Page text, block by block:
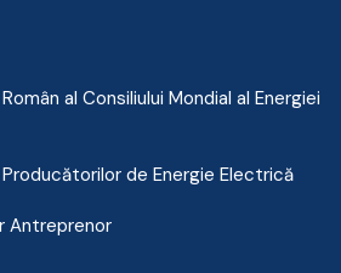
al Consiliului Mondial al Energiei
de Energie Electrică
Antreprenor